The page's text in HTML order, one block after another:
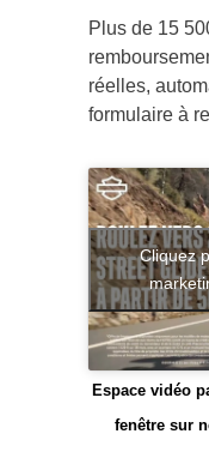
Plus de 15
réelles,
formulaire à
Cliquez
Espace vidéo
fenêtre sur